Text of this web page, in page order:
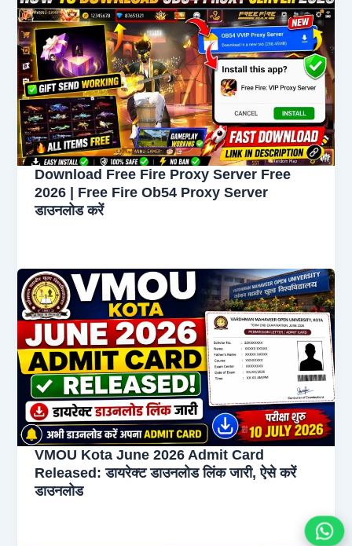
Download Free Fire Proxy Server Free
2026 | Free Fire Ob54 Proxy Server
डाउनलोड करें
VMOU Kota June 2026 Admit Card
Released: डायरेक्ट डाउनलोड लिंक जारी, ऐसे करें
डाउनलोड